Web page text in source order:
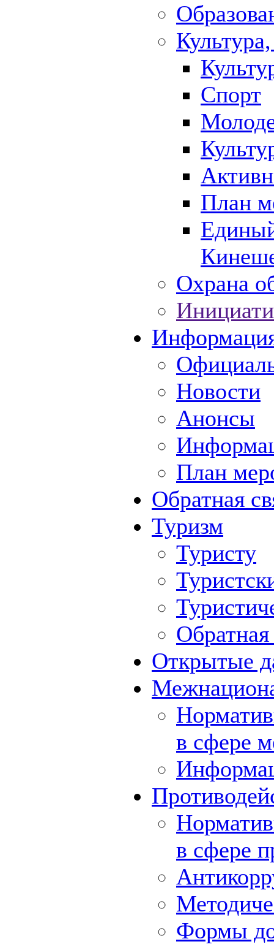
Спорт
План
Охрана
Новости
Анонсы
План
Обратная
Туризм
Туристу
Обратная
Открытые
в сфере
в сфере
Формы